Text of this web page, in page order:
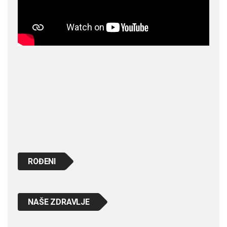
ROĐENI
NAŠE ZDRAVLJE